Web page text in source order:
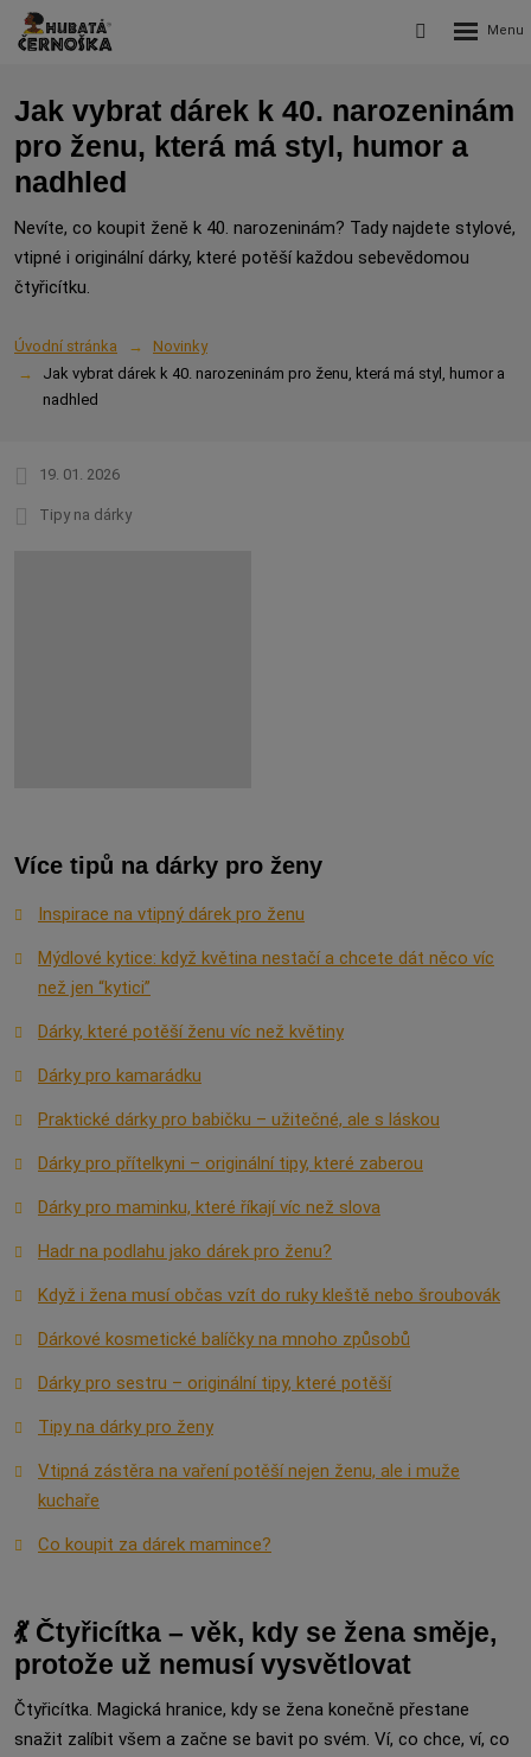
Vyhledávání
Rozbalení
Jak vybrat dárek k 40. narozeninám
pro ženu, která má styl, humor a
nadhled
Nevíte, co koupit ženě k 40. narozeninám? Tady najdete stylové,
vtipné i originální dárky, které potěší každou sebevědomou
čtyřicítku.
Úvodní stránka
Novinky
Jak vybrat dárek k 40. narozeninám pro ženu, která má styl, humor a
nadhled
19. 01. 2026
Tipy na dárky
Více tipů na dárky pro ženy
Inspirace na vtipný dárek pro ženu
Mýdlové kytice: když květina nestačí a chcete dát něco víc
než jen “kytici”
Dárky, které potěší ženu víc než květiny
Dárky pro kamarádku
Praktické dárky pro babičku – užitečné, ale s láskou
Dárky pro přítelkyni – originální tipy, které zaberou
Dárky pro maminku, které říkají víc než slova
Hadr na podlahu jako dárek pro ženu?
Když i žena musí občas vzít do ruky kleště nebo šroubovák
Dárkové kosmetické balíčky na mnoho způsobů
Dárky pro sestru – originální tipy, které potěší
Tipy na dárky pro ženy
Vtipná zástěra na vaření potěší nejen ženu, ale i muže
kuchaře
Co koupit za dárek mamince?
💃 Čtyřicítka – věk, kdy se žena směje,
protože už nemusí vysvětlovat
Čtyřicítka. Magická hranice, kdy se žena konečně přestane
snažit zalíbit všem a začne se bavit po svém. Ví, co chce, ví, co